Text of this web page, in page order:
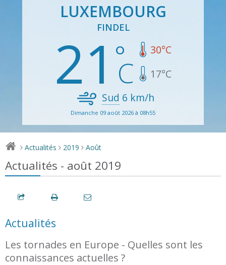
LUXEMBOURG
FINDEL
21 30°C
17°C
Sud 6 km/h
Dimanche 09 août 2026 à 08h55
> Actualités > 2019 > Août
Actualités - août 2019
Actualités
Les tornades en Europe - Quelles sont les
connaissances actuelles ?